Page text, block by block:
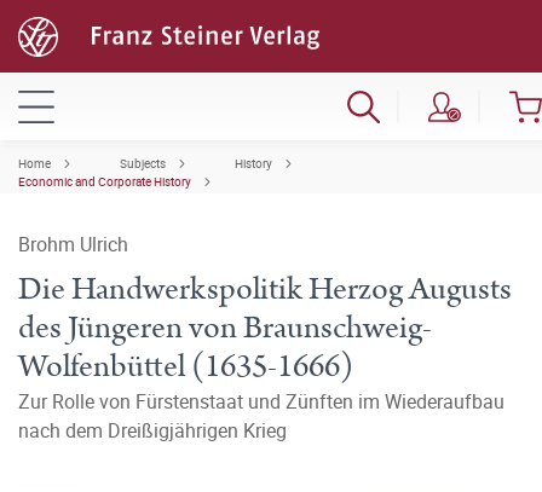
Home Subjects
History
Economic and Corporate History
Brohm Ulrich
Die Handwerkspolitik Herzog Augusts
des Jüngeren von Braunschweig-
Wolfenbüttel (1635-1666)
Zur Rolle von Fürstenstaat und Zünften im Wiederaufbau
nach dem Dreißigjährigen Krieg